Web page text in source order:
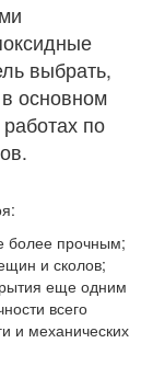
выбрать,
основном
по
более прочным;
и сколов;
еще одним
всего
и механических